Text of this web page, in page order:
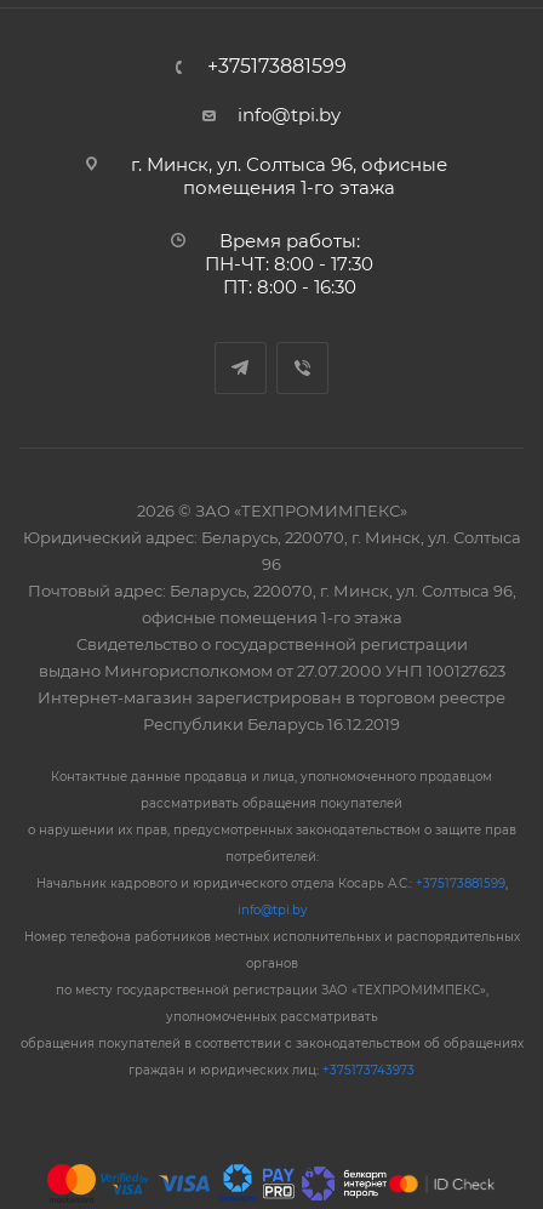
+375173881599
info@tpi.by
г. Минск, ул. Солтыса 96, офисные
помещения 1-го этажа
Время работы:
ПН-ЧТ: 8:00 - 17:30
ПТ: 8:00 - 16:30
2026 © ЗАО «ТЕХПРОМИМПЕКС»
Юридический адрес: Беларусь, 220070, г. Минск, ул. Солтыса
96
Почтовый адрес: Беларусь, 220070, г. Минск, ул. Солтыса 96,
офисные помещения 1-го этажа
Свидетельство о государственной регистрации
выдано Мингорисполкомом от 27.07.2000 УНП 100127623
Интернет-магазин зарегистрирован в торговом реестре
Республики Беларусь 16.12.2019
Контактные данные продавца и лица, уполномоченного продавцом
рассматривать обращения покупателей
о нарушении их прав, предусмотренных законодательством о защите прав
потребителей:
Начальник кадрового и юридического отдела Косарь А.С.: +375173881599,
info@tpi.by
Номер телефона работников местных исполнительных и распорядительных
органов
по месту государственной регистрации ЗАО «ТЕХПРОМИМПЕКС»,
уполномоченных рассматривать
обращения покупателей в соответствии с законодательством об обращениях
граждан и юридических лиц: +375173743973